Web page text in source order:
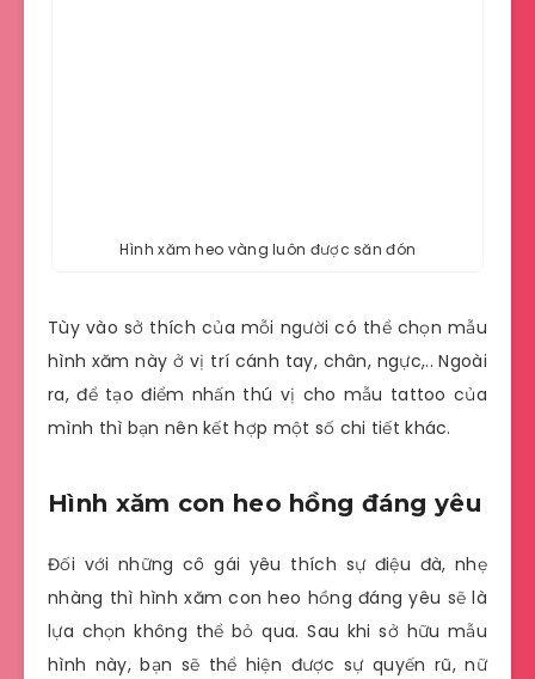
Hình xăm heo vàng luôn được săn đón
Tùy vào sở thích của mỗi người có thể chọn mẫu
hình xăm này ở vị trí cánh tay, chân, ngực,.. Ngoài
ra, để tạo điểm nhấn thú vị cho mẫu tattoo của
mình thì bạn nên kết hợp một số chi tiết khác.
Hình xăm con heo hồng đáng yêu
Đối với những cô gái yêu thích sự điệu đà, nhẹ
nhàng thì hình xăm con heo hồng đáng yêu sẽ là
lựa chọn không thể bỏ qua. Sau khi sở hữu mẫu
hình này, bạn sẽ thể hiện được sự quyến rũ, nữ